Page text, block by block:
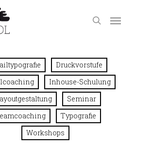
Druckvorstufe
Inhouse-Schulung
Seminar
Typografie
Workshops